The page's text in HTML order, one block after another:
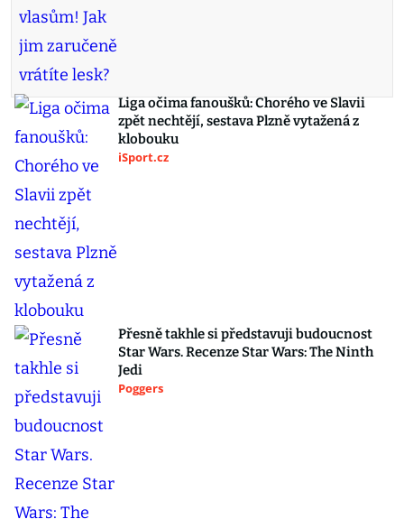
Liga očima fanoušků: Chorého ve Slavii
zpět nechtějí, sestava Plzně vytažená z
klobouku
iSport.cz
Přesně takhle si představuji budoucnost
Star Wars. Recenze Star Wars: The Ninth
Jedi
Poggers